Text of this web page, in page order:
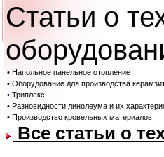
Статьи о
• Напольное панельное отопление
• Оборудование для производства
• Триплекс
• Разновидности линолеума и их
• Производство кровельных материалов
Все статьи о